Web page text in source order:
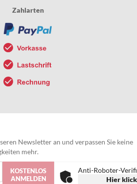
Zahlarten
Newsletter an und verpassen Sie keine
mehr.
KOSTENLOS
ANMELDEN
Anti-Roboter-
Hier